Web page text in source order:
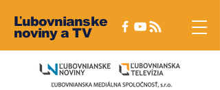
Ľubovnianske
noviny a TV